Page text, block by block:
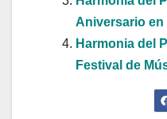
Aniversario en
Harmonia del
Festival de